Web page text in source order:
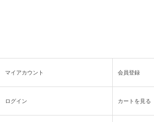
マイアカウント 会員登録
ログイン カートを見る